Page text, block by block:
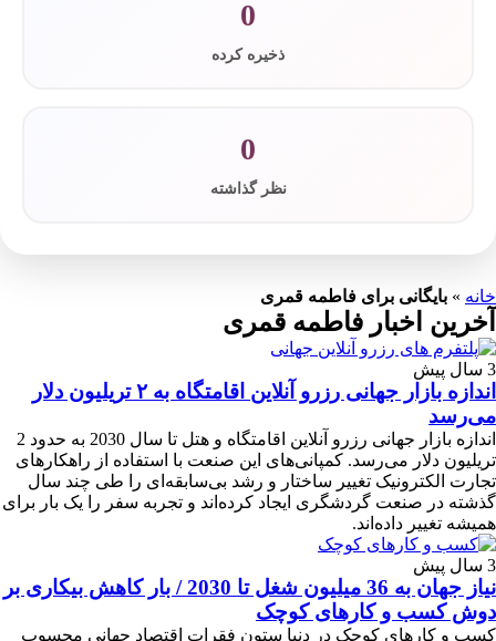
0
ذخیره کرده
0
نظر گذاشته
خانه » بایگانی برای فاطمه قمری
آخرین اخبار فاطمه قمری
3 سال پیش
اندازه بازار جهانی رزرو آنلاین اقامتگاه به ۲ تریلیون دلار
می‌رسد
اندازه بازار جهانی رزرو آنلاین اقامتگاه و هتل تا سال 2030 به حدود 2
تریلیون دلار می‌رسد. کمپانی‌های این صنعت با استفاده از راهکارهای
تجارت الکترونیک تغییر ساختار و رشد بی‌سابقه‌ای را طی چند سال
گذشته در صنعت گردشگری ایجاد کرده‌اند و تجربه سفر را یک بار برای
همیشه تغییر داده‌اند.
3 سال پیش
نیاز جهان به 36 میلیون شغل تا 2030 / بار کاهش بیکاری بر
دوش کسب و کارهای کوچک
کسب و کارهای کوچک در دنیا ستون فقرات اقتصاد جهانی محسوب